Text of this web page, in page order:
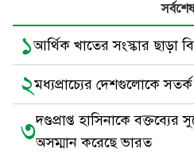
সর্বশেষ
১আর্থিক খাতের সংস্কার ছাড়া
২মধ্যপ্রাচ্যের দেশগুলোকে
৩দণ্ডপ্রাপ্ত হাসিনাকে
অসম্মান করেছে ভারত